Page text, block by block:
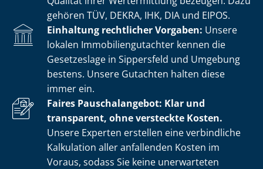
gehören TÜV, DEKRA, IHK, DIA und EIPOS.
Einhaltung rechtlicher Vorgaben: Unsere
lokalen Im­mo­bi­li­en­gut­ach­ter kennen die
Gesetzeslage in Sippersfeld und Umgebung
bestens. Unsere Gutachten halten diese
immer ein.
Faires Pauschalangebot: Klar und
transparent, ohne versteckte Kosten.
Unsere Experten erstellen eine verbindliche
Kalkulation aller anfallenden Kosten im
Voraus, sodass Sie keine unerwarteten